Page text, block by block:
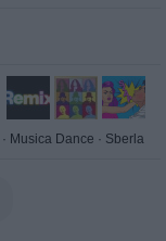
· Musica Dance · Sberla